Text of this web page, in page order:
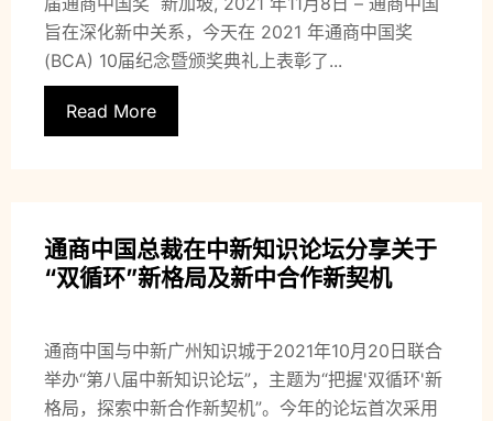
旨在深化新中关系，今天在 2021 年通商中国奖
(BCA) 10届纪念暨颁奖典礼上表彰了...
Read More
通商中国总裁在中新知识论坛分享关于
“双循环”新格局及新中合作新契机
通商中国与中新广州知识城于2021年10月20日联合
举办“第八届中新知识论坛”，主题为“把握'双循环'新
格局，探索中新合作新契机”。今年的论坛首次采用